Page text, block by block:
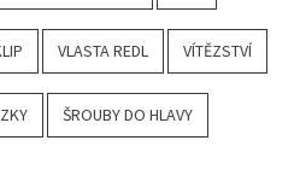
VLASTA REDL VÍTĚZSTVÍ
ŠROUBY DO HLAVY